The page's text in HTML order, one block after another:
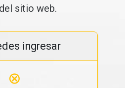
sitio web.
ingresar
⊗